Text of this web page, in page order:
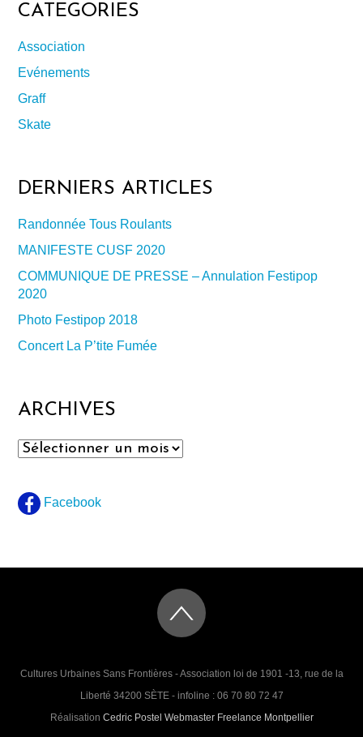
CATEGORIES
Association
Evénements
Graff
Skate
DERNIERS ARTICLES
Randonnée Tous Roulants
MANIFESTE CUSF 2020
COMMUNIQUE DE PRESSE – Annulation Festipop
2020
Photo Festipop 2018
Concert La P’tite Fumée
ARCHIVES
Archives
Facebook
Cultures Urbaines Sans Frontières - Association loi de 1901 -13, rue de la
Liberté 34200 SÈTE - infoline : 06 70 80 72 47
Réalisation Cedric Postel Webmaster Freelance Montpellier